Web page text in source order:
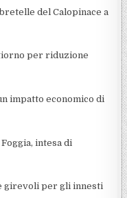
del Calopinace a
per riduzione
impatto economico di
intesa di
girevoli per gli innesti